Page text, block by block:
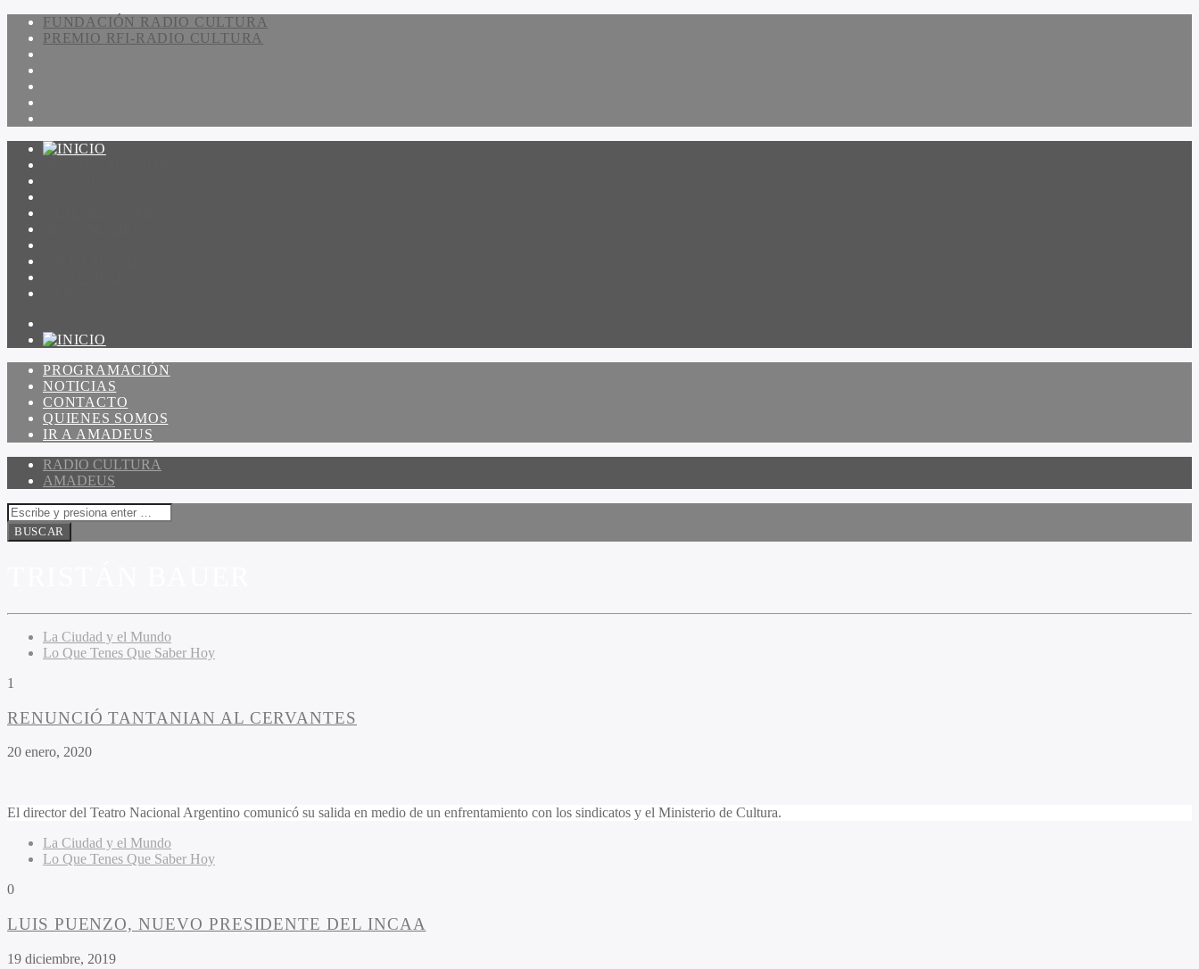
FUNDACIÓN RADIO CULTURA
PREMIO RFI-RADIO CULTURA
PROGRAMACIÓN
NOTICIAS
CONTACTO
QUIENES SOMOS
IR A AMADEUS
RADIO CULTURA
AMADEUS
La Ciudad y el Mundo
Lo Que Tenes Que Saber Hoy
1
RENUNCIÓ TANTANIAN AL CERVANTES
20 enero, 2020
El director del Teatro Nacional Argentino comunicó su salida en medio de un enfrentamiento con los sindicatos y el Ministerio de Cultura.
La Ciudad y el Mundo
Lo Que Tenes Que Saber Hoy
0
LUIS PUENZO, NUEVO PRESIDENTE DEL INCAA
19 diciembre, 2019